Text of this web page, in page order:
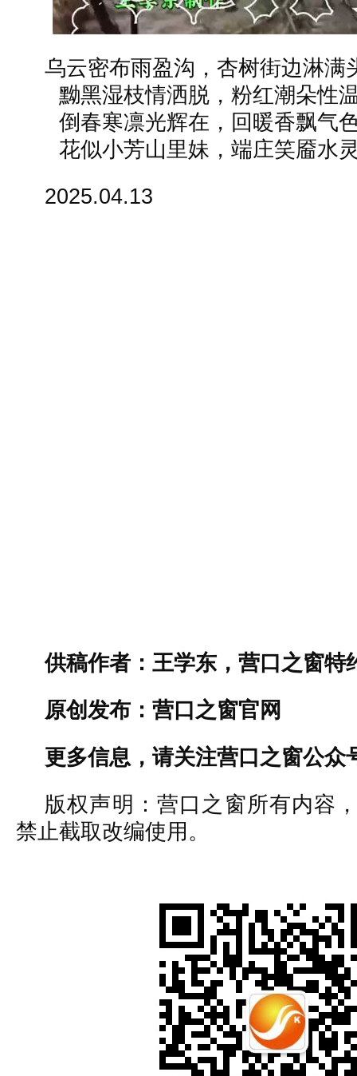
乌云密布雨盈沟，杏树街边淋满
黝黑湿枝情洒脱，粉红潮朵性
倒春寒凛光辉在，回暖香飘气
花似小芳山里妹，端庄笑靥水
2025.04.13
供稿作者：王学东，营口之窗特
原创发布：营口之窗官网
更多信息，请关注营口之窗公众
版权声明：营口之窗所有内容
禁止截取改编使用。